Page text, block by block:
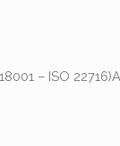
– ISO 22716)A